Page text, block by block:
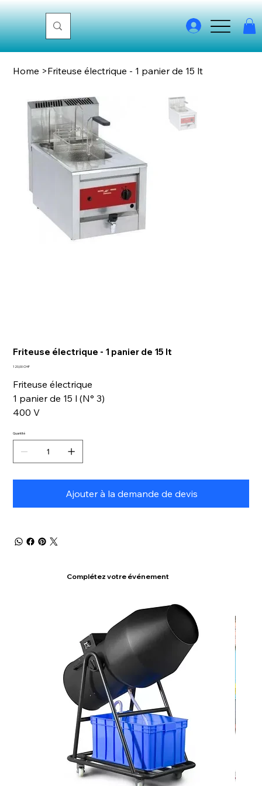
Home >Friteuse électrique - 1 panier de 15 lt
Friteuse électrique - 1 panier de 15 lt
Prix
120,00 CHF
Friteuse électrique
1 panier de 15 l (N° 3)
400 V
Quantité
Ajouter à la demande de devis
Complétez votre événement